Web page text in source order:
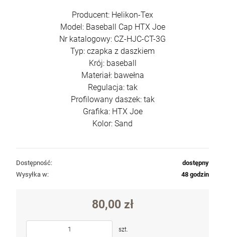
Producent: Helikon-Tex
Model: Baseball Cap HTX Joe
Nr katalogowy: CZ-HJC-CT-3G
Typ: czapka z daszkiem
Krój: baseball
Materiał: bawełna
Regulacja: tak
Profilowany daszek: tak
Grafika: HTX Joe
Kolor: Sand
Dostępność:
dostępny
Wysyłka w:
48 godzin
80,00 zł
szt.